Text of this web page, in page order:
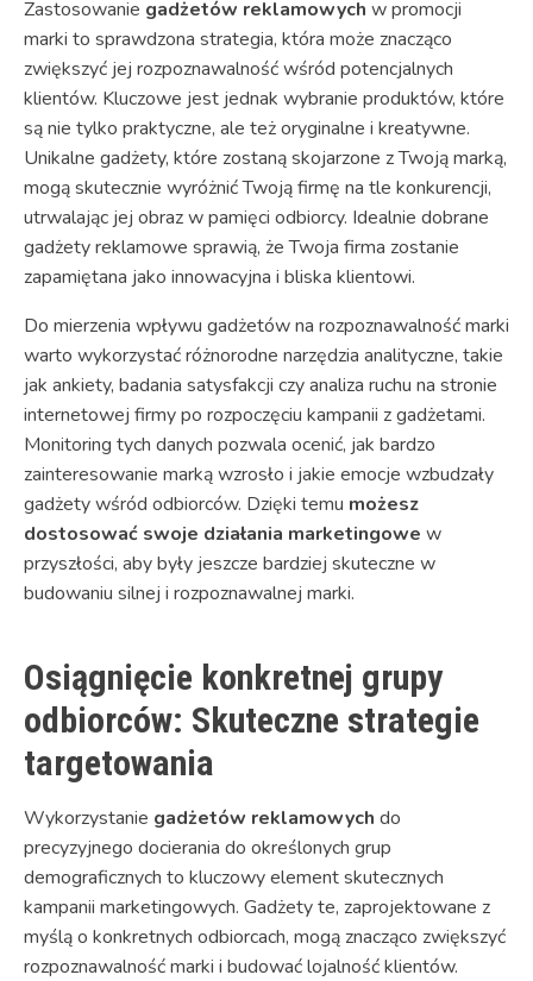
Zastosowanie gadżetów reklamowych w promocji
marki to sprawdzona strategia, która może znacząco
zwiększyć jej rozpoznawalność wśród potencjalnych
klientów. Kluczowe jest jednak wybranie produktów, które
są nie tylko praktyczne, ale też oryginalne i kreatywne.
Unikalne gadżety, które zostaną skojarzone z Twoją marką,
mogą skutecznie wyróżnić Twoją firmę na tle konkurencji,
utrwalając jej obraz w pamięci odbiorcy. Idealnie dobrane
gadżety reklamowe sprawią, że Twoja firma zostanie
zapamiętana jako innowacyjna i bliska klientowi.
Do mierzenia wpływu gadżetów na rozpoznawalność marki
warto wykorzystać różnorodne narzędzia analityczne, takie
jak ankiety, badania satysfakcji czy analiza ruchu na stronie
internetowej firmy po rozpoczęciu kampanii z gadżetami.
Monitoring tych danych pozwala ocenić, jak bardzo
zainteresowanie marką wzrosło i jakie emocje wzbudzały
gadżety wśród odbiorców. Dzięki temu możesz
dostosować swoje działania marketingowe w
przyszłości, aby były jeszcze bardziej skuteczne w
budowaniu silnej i rozpoznawalnej marki.
Osiągnięcie konkretnej grupy
odbiorców: Skuteczne strategie
targetowania
Wykorzystanie gadżetów reklamowych do
precyzyjnego docierania do określonych grup
demograficznych to kluczowy element skutecznych
kampanii marketingowych. Gadżety te, zaprojektowane z
myślą o konkretnych odbiorcach, mogą znacząco zwiększyć
rozpoznawalność marki i budować lojalność klientów.